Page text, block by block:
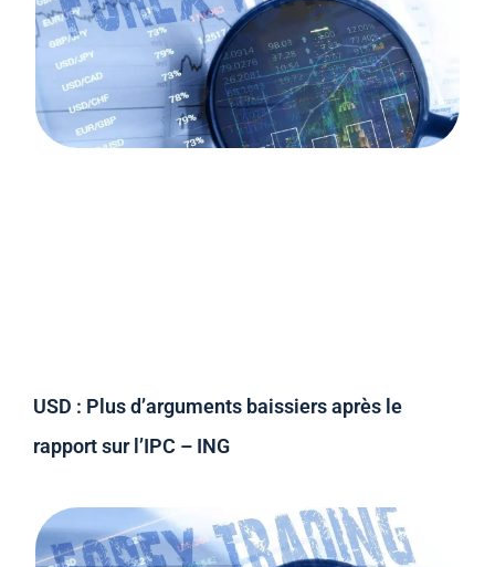
USD : Plus d’arguments baissiers après le
rapport sur l’IPC – ING